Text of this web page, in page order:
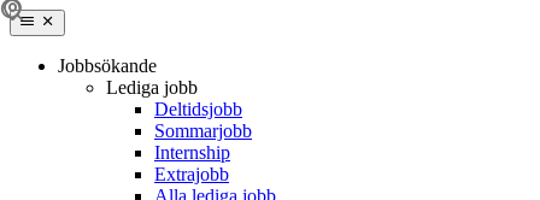
Jobbsökande
Lediga jobb
Deltidsjobb
Sommarjobb
Internship
Extrajobb
Alla lediga jobb